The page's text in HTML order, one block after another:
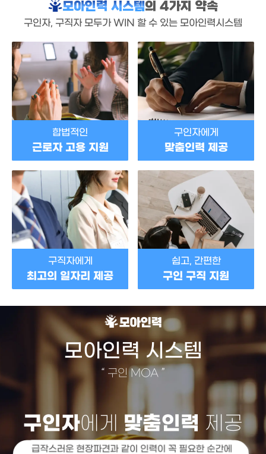
모아인력 시스템의 4가지 약속
구인자, 구직자 모두가 WIN 할 수 있는 모아인력시스템
합법적인
근로자 고용 지원
구인자에게
맞춤인력 제공
구직자에게
최고의 일자리 제공
쉽고, 간편한
구인 구직 지원
모아인력 시스템
“ 구인 MOA ”
구인자에게 맞춤인력 제공